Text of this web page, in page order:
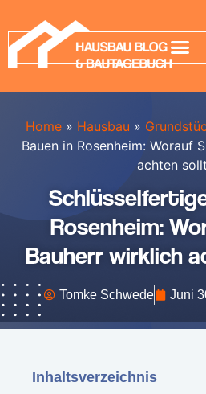
Home » Hausbau »
Bauen in Rosenheim: Worauf
achten
Rosenheim:
Bauherr wirklich
Tomke Schwede Juni
Inhaltsverzeichnis